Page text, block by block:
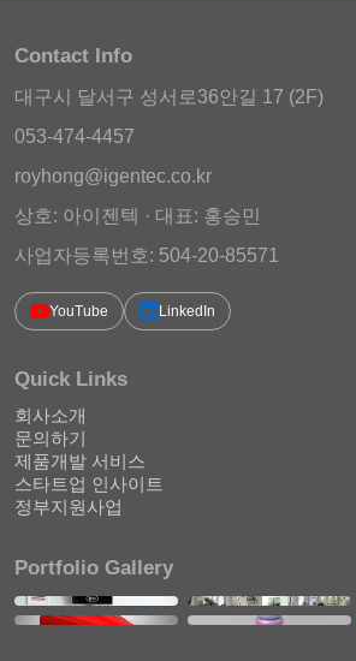
Contact Info
대구시 달서구 성서로36안길 17 (2F)
053-474-4457
royhong@igentec.co.kr
상호: 아이젠텍 · 대표: 홍승민
사업자등록번호: 504-20-85571
YouTube LinkedIn
Quick Links
회사소개
문의하기
제품개발 서비스
스타트업 인사이트
정부지원사업
Portfolio Gallery